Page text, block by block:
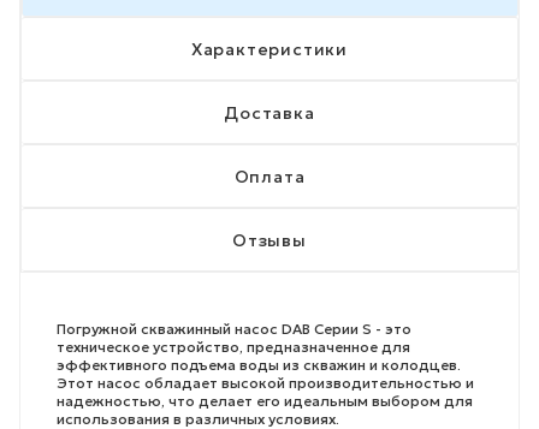
Характеристики
Доставка
Оплата
Отзывы
Погружной скважинный насос DAB Серии S - это
техническое устройство, предназначенное для
эффективного подъема воды из скважин и колодцев.
Этот насос обладает высокой производительностью и
надежностью, что делает его идеальным выбором для
использования в различных условиях.